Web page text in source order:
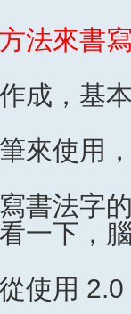
法來書
成，基
來使用
書法字
一下，
使用